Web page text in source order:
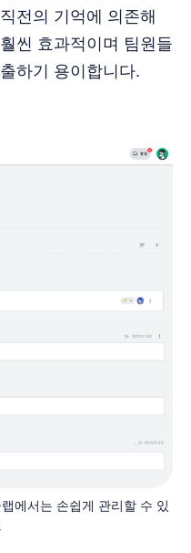
전의 기억에 의존해
씬 효과적이며 팀원들
하기 용이합니다.
에서는 손쉽게 관리할 수 있